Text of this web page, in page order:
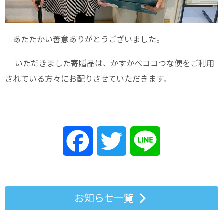
あたたかい善意ありがとうございました。
いただきました寄贈品は、かすかべココつな便をご利用
されている方々にお配りさせていただきます。
Facebook Twitter
お知らせ一覧